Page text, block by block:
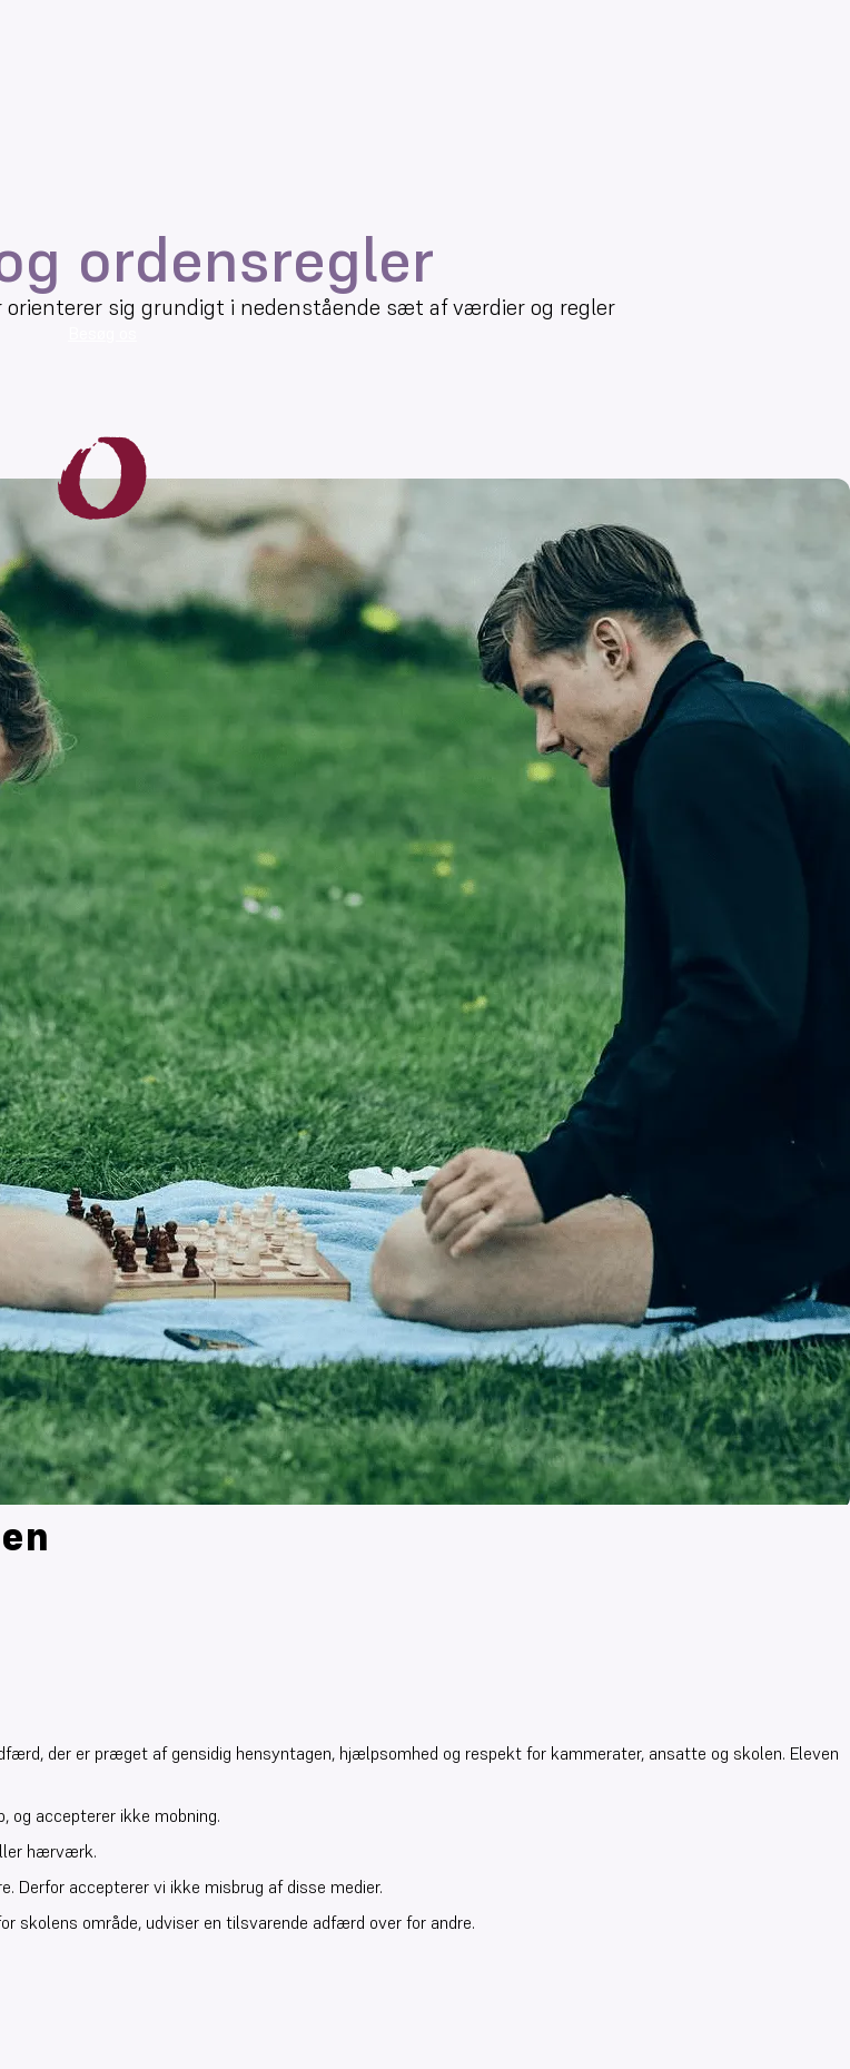
ordensregler
orienterer sig grundigt i nedenstående sæt af værdier og regler
der er præget af gensidig hensyntagen, hjælpsomhed og respekt for kammerater, ansatte og skolen. Eleven
og accepterer ikke mobning.
hærværk.
Derfor accepterer vi ikke misbrug af disse medier.
skolens område, udviser en tilsvarende adfærd over for andre.